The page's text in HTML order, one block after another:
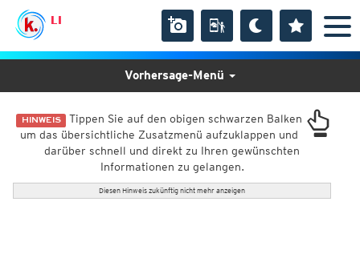
LI
HINWEIS Tippen Sie auf den obigen schwarzen Balken
um das übersichtliche Zusatzmenü aufzuklappen und
darüber schnell und direkt zu Ihren gewünschten
Informationen zu gelangen.
Diesen Hinweis zukünftig nicht mehr anzeigen
Vorhersage-Menü